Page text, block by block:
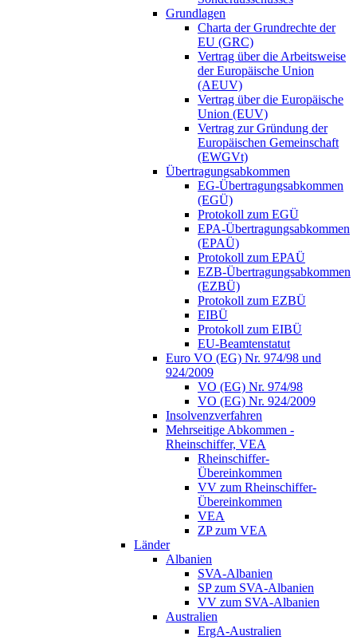
Grundlagen
Charta der Grundrechte der
EU (GRC)
Vertrag über die Arbeitsweise
der Europäische Union
(AEUV)
Vertrag über die Europäische
Union (EUV)
Vertrag zur Gründung der
Europäischen Gemeinschaft
(EWGVt)
Übertragungsabkommen
EG-Übertragungsabkommen
(EGÜ)
Protokoll zum EGÜ
EPA-Übertragungsabkommen
(EPAÜ)
Protokoll zum EPAÜ
EZB-Übertragungsabkommen
(EZBÜ)
Protokoll zum EZBÜ
EIBÜ
Protokoll zum EIBÜ
EU-Beamtenstatut
Euro VO (EG) Nr. 974/98 und
924/2009
VO (EG) Nr. 974/98
VO (EG) Nr. 924/2009
Insolvenzverfahren
Mehrseitige Abkommen -
Rheinschiffer, VEA
Rheinschiffer-
Übereinkommen
VV zum Rheinschiffer-
Übereinkommen
VEA
ZP zum VEA
Länder
Albanien
SVA-Albanien
SP zum SVA-Albanien
VV zum SVA-Albanien
Australien
ErgA-Australien